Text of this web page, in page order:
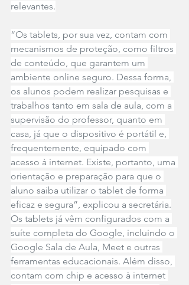
relevantes.
“Os tablets, por sua vez, contam com
mecanismos de proteção, como filtros
de conteúdo, que garantem um
ambiente online seguro. Dessa forma,
os alunos podem realizar pesquisas e
trabalhos tanto em sala de aula, com a
supervisão do professor, quanto em
casa, já que o dispositivo é portátil e,
frequentemente, equipado com
acesso à internet. Existe, portanto, uma
orientação e preparação para que o
aluno saiba utilizar o tablet de forma
eficaz e segura”, explicou a secretária.
Os tablets já vêm configurados com a
suíte completa do Google, incluindo o
Google Sala de Aula, Meet e outras
ferramentas educacionais. Além disso,
contam com chip e acesso à internet